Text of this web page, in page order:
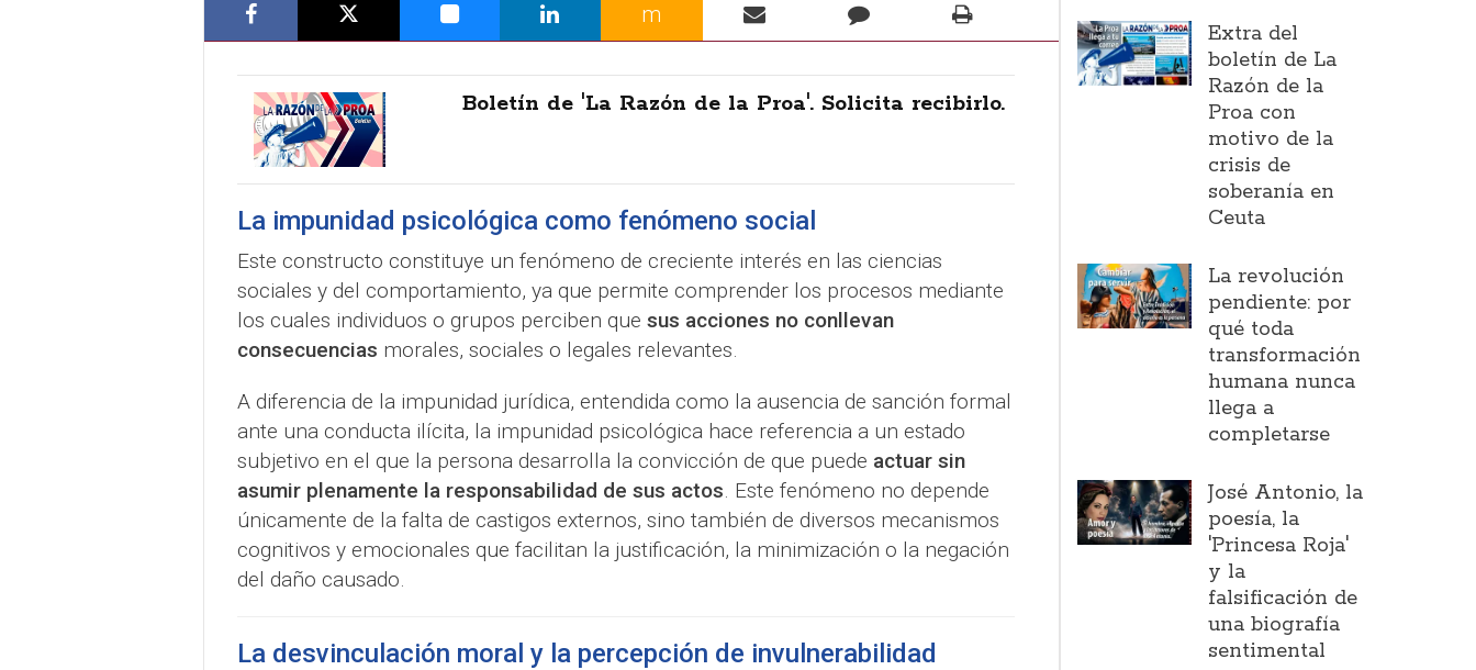
m
Boletín de 'La Razón de la Proa'. Solicita recibirlo.
La impunidad psicológica como fenómeno social
Este constructo constituye un fenómeno de creciente interés en las ciencias
sociales y del comportamiento, ya que permite comprender los procesos mediante
los cuales individuos o grupos perciben que sus acciones no conllevan
consecuencias morales, sociales o legales relevantes.
A diferencia de la impunidad jurídica, entendida como la ausencia de sanción formal
ante una conducta ilícita, la impunidad psicológica hace referencia a un estado
subjetivo en el que la persona desarrolla la convicción de que puede actuar sin
asumir plenamente la responsabilidad de sus actos. Este fenómeno no depende
únicamente de la falta de castigos externos, sino también de diversos mecanismos
cognitivos y emocionales que facilitan la justificación, la minimización o la negación
del daño causado.
La desvinculación moral y la percepción de invulnerabilidad
Extra del
boletín de La
Razón de la
Proa con
motivo de la
crisis de
soberanía en
Ceuta
La revolución
pendiente: por
qué toda
transformación
humana nunca
llega a
completarse
José Antonio, la
poesía, la
'Princesa Roja'
y la
falsificación de
una biografía
sentimental